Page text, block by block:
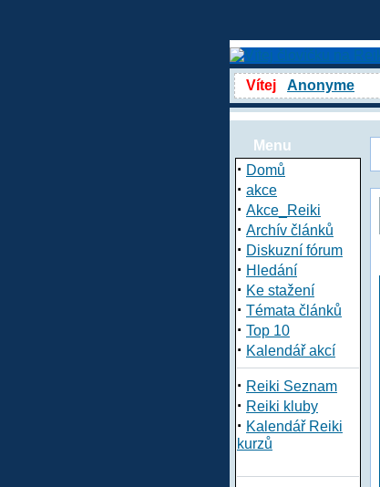
Vítej Anonyme
Menu
· Domů
· akce
· Akce_Reiki
· Archív článků
· Diskuzní fórum
· Hledání
· Ke stažení
· Témata článků
· Top 10
· Kalendář akcí
· Reiki Seznam
· Reiki kluby
· Kalendář Reiki
kurzů